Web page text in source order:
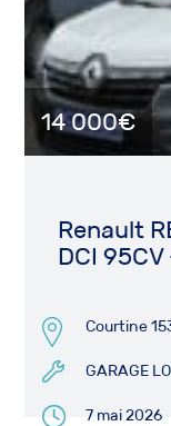
14 000€
Renault
DCI 95CV
Courtine
GARAGE
7 mai 2026